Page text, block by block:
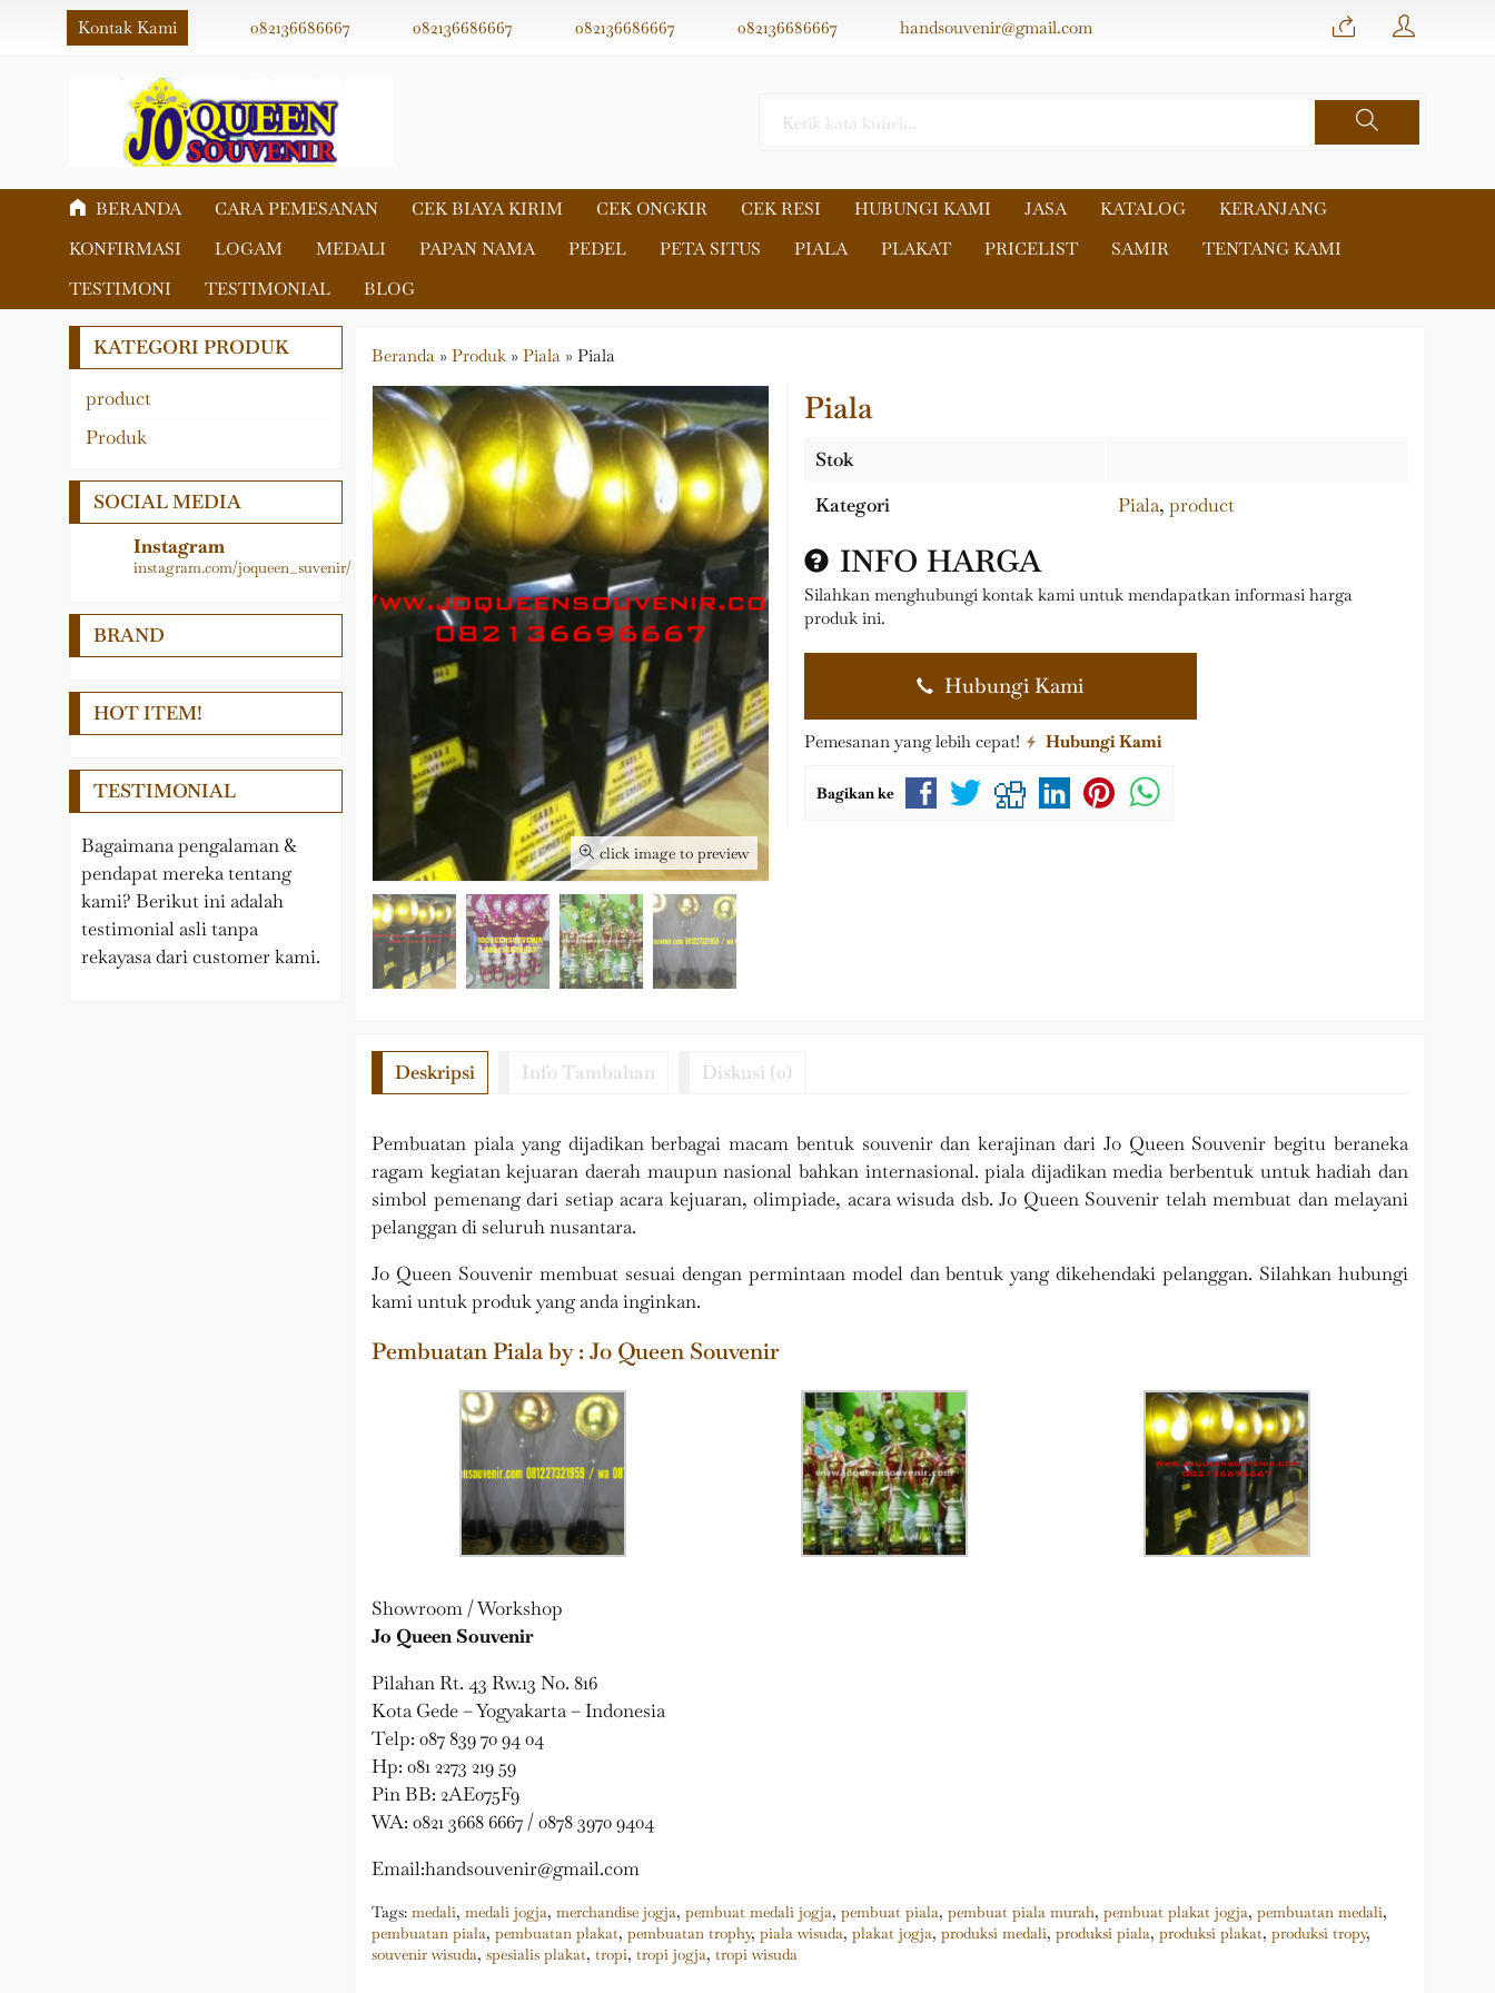
Kontak Kami 082136686667 082136686667 082136686667 082136686667 handsouvenir@gmail.com
BERANDA CARA PEMESANAN CEK BIAYA KIRIM CEK ONGKIR CEK RESI HUBUNGI KAMI JASA KATALOG
KERANJANG
KONFIRMASI
LOGAM MEDALI PAPAN NAMA PEDEL PETA SITUS PIALA PLAKAT PRICELIST SAMIR
TENTANG KAMI
TESTIMONI
TESTIMONIAL BLOG
Beranda »Produk »Piala »Piala
click image to preview
Piala
Stok
Kategori
Piala, product
INFO HARGA
Silahkan menghubungi kontak kami untuk mendapatkan informasi harga
produk ini.
Hubungi Kami
Pemesanan yang lebih cepat! Hubungi Kami
Bagikan ke
Deskripsi Info Tambahan Diskusi (0)
Pembuatan piala yang dijadikan berbagai macam bentuk souvenir dan kerajinan dari Jo Queen Souvenir begitu beraneka
ragam kegiatan kejuaran daerah maupun nasional bahkan internasional. piala dijadikan media berbentuk untuk hadiah dan
simbol pemenang dari setiap acara kejuaran, olimpiade, acara wisuda dsb. Jo Queen Souvenir telah membuat dan melayani
pelanggan di seluruh nusantara.
Jo Queen Souvenir membuat sesuai dengan permintaan model dan bentuk yang dikehendaki pelanggan. Silahkan hubungi
kami untuk produk yang anda inginkan.
Pembuatan Piala by : Jo Queen Souvenir
Showroom / Workshop
Jo Queen Souvenir
Pilahan Rt. 43 Rw.13 No. 816
Kota Gede – Yogyakarta – Indonesia
Telp: 087 839 70 94 04
Hp: 081 2273 219 59
Pin BB: 2AE075F9
WA: 0821 3668 6667 / 0878 3970 9404
Email:handsouvenir@gmail.com
Tags:medali,medali jogja,merchandise jogja,pembuat medali jogja,pembuat piala,pembuat piala murah,pembuat plakat jogja,pembuatan medali,
pembuatan piala,pembuatan plakat,pembuatan trophy,piala wisuda,plakat jogja,produksi medali,produksi piala,produksi plakat,produksi tropy,
souvenir wisuda,spesialis plakat,tropi,tropi jogja,tropi wisuda
KATEGORI PRODUK
product
Akrilik
Logam
LAIN – LAIN
PEDEL
Nama Meja
Pin, Gantungan kunci,
Plakat Kayu
Tropy
Produk
Medali
Papan Nama
Piala
Plakat
Samir
SOCIAL MEDIA
Instagram
instagram.com/joqueen_suvenir/
BRAND
HOT ITEM!
TESTIMONIAL
Bagaimana pengalaman &
pendapat mereka tentang
kami? Berikut ini adalah
testimonial asli tanpa
rekayasa dari customer kami.